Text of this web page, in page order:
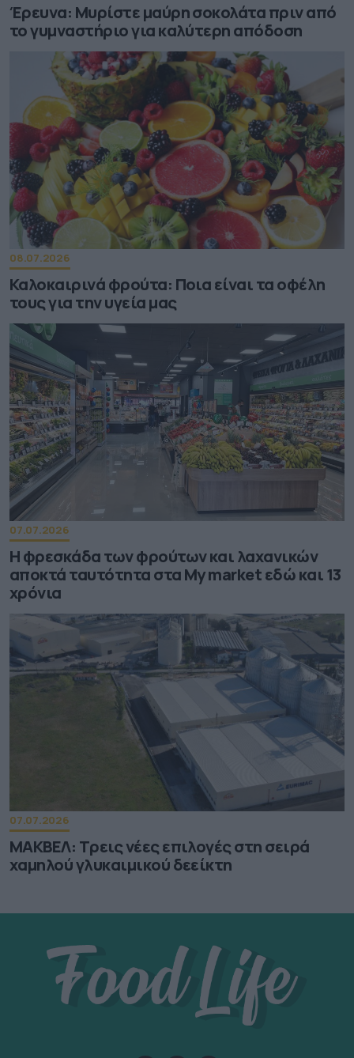
Έρευνα: Μυρίστε μαύρη σοκολάτα πριν από
το γυμναστήριο για καλύτερη απόδοση
08.07.2026
Καλοκαιρινά φρούτα: Ποια είναι τα οφέλη
τους για την υγεία μας
07.07.2026
Η φρεσκάδα των φρούτων και λαχανικών
αποκτά ταυτότητα στα My market εδώ και 13
χρόνια
07.07.2026
ΜΑΚΒΕΛ: Τρεις νέες επιλογές στη σειρά
χαμηλού γλυκαιμικού δεείκτη